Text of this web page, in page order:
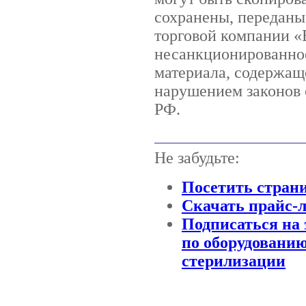
сохранены,
торговой
материала,
нарушением законов
РФ.
Не забудьте:
Посетить
Скачать прайс-
Подписаться
по
стерилизации